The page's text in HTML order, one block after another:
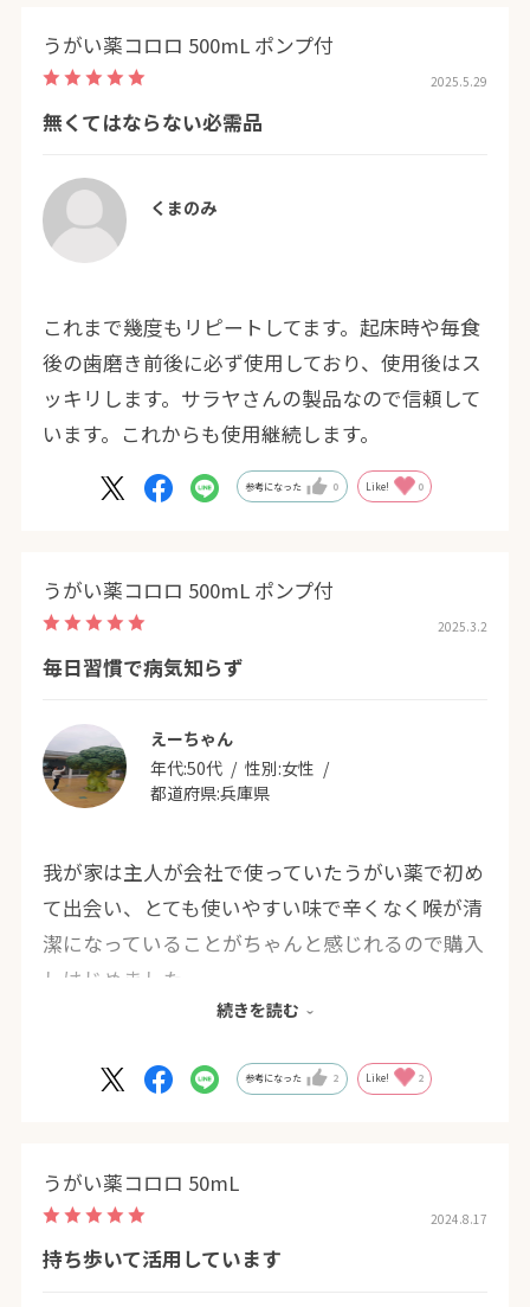
うがい薬コロロ 500mL ポンプ付
2025.5.29
無くてはならない必需品
くまのみ
これまで幾度もリピートしてます。起床時や毎食
後の歯磨き前後に必ず使用しており、使用後はス
ッキリします。サラヤさんの製品なので信頼して
います。これからも使用継続します。
参考になった 0 Like! 0
うがい薬コロロ 500mL ポンプ付
2025.3.2
毎日習慣で病気知らず
えーちゃん
年代:50代 性別:女性
都道府県:兵庫県
我が家は主人が会社で使っていたうがい薬で初め
て出会い、とても使いやすい味で辛くなく喉が清
潔になっていることがちゃんと感じれるので購入
しはじめました。
今ではコロナ禍もなんのその、病気知らずで一年
最初はこの大きさにびっくりしましたが(１ℓサイ
インで、すぐに違和感なく我が家に仲間入りしま
した。
外出から帰った時だけでなく、朝の起きた時にも
続きを読む
参考になった 2 Like! 2
うがい薬コロロ 50mL
2024.8.17
持ち歩いて活用しています